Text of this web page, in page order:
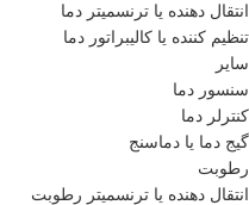
انتقال دهنده یا ترنسمیتر دما
تنظیم کننده یا کالیبراتور دما
سایر
سنسور دما
کنترلر دما
گیج دما یا دماسنج
رطوبت
انتقال دهنده یا ترنسمیتر رطوبت